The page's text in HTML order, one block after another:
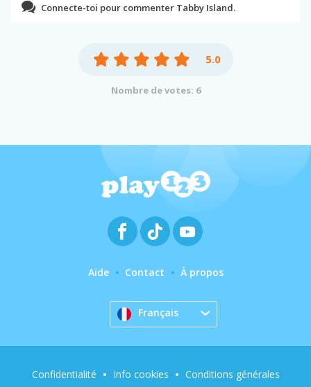
Connecte-toi pour commenter Tabby Island.
5.0
Nombre de votes: 6
Aide Contact À propos
Français
Confidentialité Info cookies Conditions générales